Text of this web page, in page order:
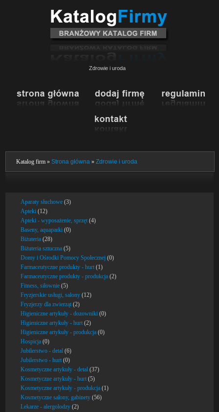
Zdrowie i uroda
Katalog firm »Strona główna »Zdrowie i uroda
Aparaty słuchowe (3)
Apteki (12)
Apteki - wyposażenie, sprzęt (4)
Baseny, aquaparki (0)
Biżuteria (28)
Biżuteria sztuczna (5)
Domy i Ośrodki Pomocy Społecznej (0)
Farmaceutyczne produkty - hurt (1)
Farmaceutyczne produkty - produkcja (2)
Fitness, siłownie (5)
Fryzjerskie usługi, salony (12)
Fryzjerzy dla zwierząt (2)
Higieniczne artykuły - dozowniki (0)
Higieniczne artykuły - hurt (2)
Higieniczne artykuły - produkcja (0)
Hospicja (0)
Jubilerstwo - detal (6)
Jubilerstwo - hurt (0)
Kosmetyczne artykuły - detal (37)
Kosmetyczne artykuły - hurt (5)
Kosmetyczne artykuły - produkcja (1)
Kosmetyczne salony, gabinety (56)
Lekarze - alergolodzy (2)